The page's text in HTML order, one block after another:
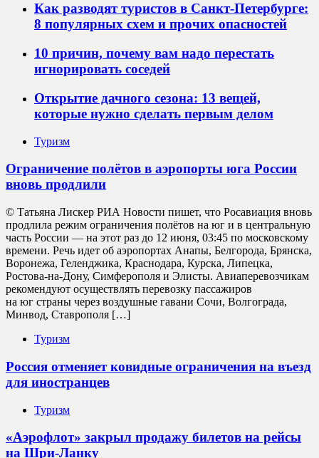
Как разводят туристов в Санкт-Петербурге:
8 популярных схем и прочих опасностей
10 причин, почему вам надо перестать
игнорировать соседей
Открытие дачного сезона: 13 вещей,
которые нужно сделать первым делом
Туризм
Ограничение полётов в аэропорты юга России
вновь продлили
© Татьяна Лискер РИА Новости пишет, что Росавиация вновь
продлила режим ограничения полётов на юг и в центральную
часть России — на этот раз до 12 июня, 03:45 по московскому
времени. Речь идет об аэропортах Анапы, Белгорода, Брянска,
Воронежа, Геленджика, Краснодара, Курска, Липецка,
Ростова-на-Дону, Симферополя и Элисты. Авиаперевозчикам
рекомендуют осуществлять перевозку пассажиров
на юг страны через воздушные гавани Сочи, Волгограда,
Минвод, Ставрополя […]
Туризм
Россия отменяет ковидные ограничения на въезд
для иностранцев
Туризм
«Аэрофлот» закрыл продажу билетов на рейсы
на Шри-Ланку